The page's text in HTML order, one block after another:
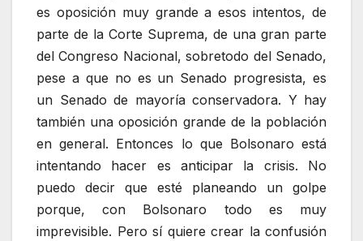
es oposición muy grande a esos intentos, de
parte de la Corte Suprema, de una gran parte
del Congreso Nacional, sobretodo del Senado,
pese a que no es un Senado progresista, es
un Senado de mayoría conservadora. Y hay
también una oposición grande de la población
en general. Entonces lo que Bolsonaro está
intentando hacer es anticipar la crisis. No
puedo decir que esté planeando un golpe
porque, con Bolsonaro todo es muy
imprevisible. Pero sí quiere crear la confusión